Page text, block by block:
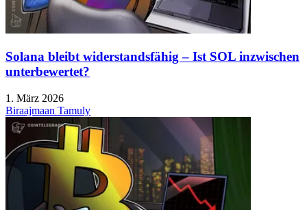
Solana bleibt widerstandsfähig – Ist SOL inzwischen
unterbewertet?
1. März 2026
Biraajmaan Tamuly